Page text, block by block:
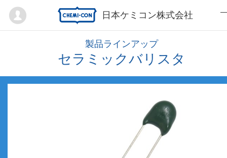
日本ケミコン株式会社
Mypage
製品ラインアップ
セラミックバリスタ